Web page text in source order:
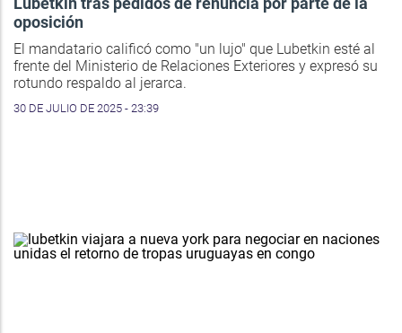
oposición
El mandatario calificó como "un lujo" que Lubetkin esté al
frente del Ministerio de Relaciones Exteriores y expresó su
rotundo respaldo al jerarca.
30 DE JULIO DE 2025 - 23:39